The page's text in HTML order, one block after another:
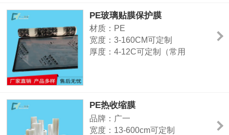
用途：铝材包装、建材包装、不锈
钢钢管包装等
PE玻璃贴膜保护膜
材质：PE
宽度：3-160CM可定制
厚度：4-12C可定制（常用
用途：门窗、铝型材表面、玻璃、
镜片、高光塑胶面、亚克力等光滑
表面
PE热收缩膜
品牌：广一
宽度：13-600cm可定制